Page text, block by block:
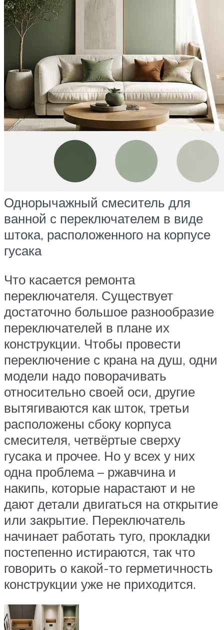
Однорычажный смеситель для
ванной с переключателем в виде
штока, расположенного на корпусе
гусака
Что касается ремонта
переключателя. Существует
достаточно большое разнообразие
переключателей в плане их
конструкции. Чтобы провести
переключение с крана на душ, одни
модели надо поворачивать
относительно своей оси, другие
вытягиваются как шток, третьи
расположены сбоку корпуса
смесителя, четвёртые сверху
гусака и прочее. Но у всех у них
одна проблема – ржавчина и
накипь, которые нарастают и не
дают детали двигаться на открытие
или закрытие. Переключатель
начинает работать туго, прокладки
постепенно истираются, так что
говорить о какой-то герметичность
конструкции уже не приходится.